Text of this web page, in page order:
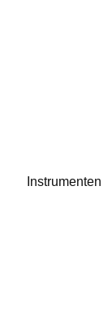
Instrumenten